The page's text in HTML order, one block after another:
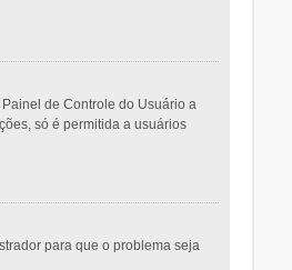
de Controle do Usuário a
só é permitida a usuários
para que o problema seja